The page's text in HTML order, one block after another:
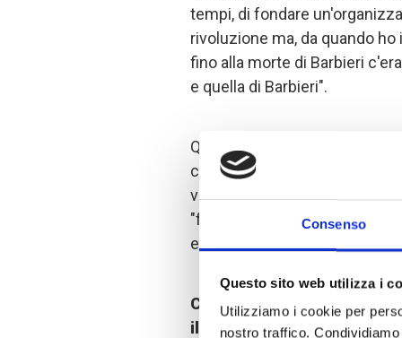
Consenso
Questo sito web utilizza i
Utilizziamo i cookie per
nostro traffico.
tempi, di fondare
rivoluzione ma, da quando
fino alla morte di Barbieri
e quella di Barbieri".
Questa affermazione di
chi non conosce la grandezza
voluto raggiungere più
"far del bene", ma ha anche
essere messi nelle
Chi desiderava essere utile
il benvenutoe grazie al suo